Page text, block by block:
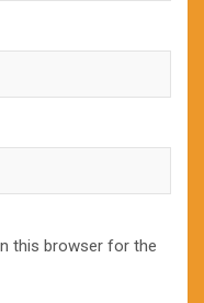
this browser for the